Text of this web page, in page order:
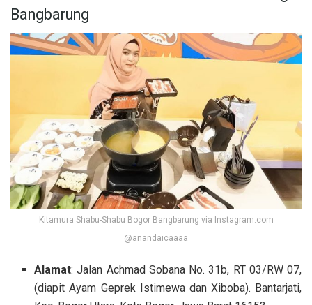
Bangbarung
Kitamura Shabu-Shabu Bogor Bangbarung via Instagram.com
@anandaicaaaa
Alamat: Jalan Achmad Sobana No. 31b, RT 03/RW 07,
(diapit Ayam Geprek Istimewa dan Xiboba). Bantarjati,